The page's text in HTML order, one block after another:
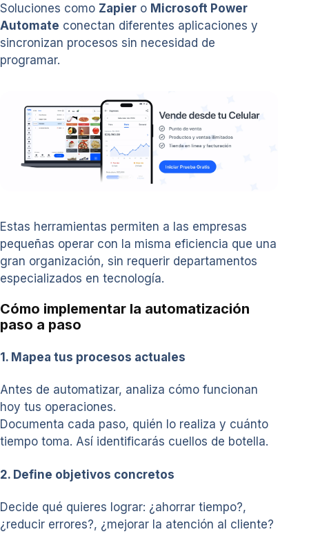
Soluciones como Zapier o Microsoft Power
Automate conectan diferentes aplicaciones y
sincronizan procesos sin necesidad de
programar.
Estas herramientas permiten a las empresas
pequeñas operar con la misma eficiencia que una
gran organización, sin requerir departamentos
especializados en tecnología.
Cómo implementar la automatización
paso a paso
1. Mapea tus procesos actuales
Antes de automatizar, analiza cómo funcionan
hoy tus operaciones.
Documenta cada paso, quién lo realiza y cuánto
tiempo toma. Así identificarás cuellos de botella.
2. Define objetivos concretos
Decide qué quieres lograr: ¿ahorrar tiempo?,
¿reducir errores?, ¿mejorar la atención al cliente?